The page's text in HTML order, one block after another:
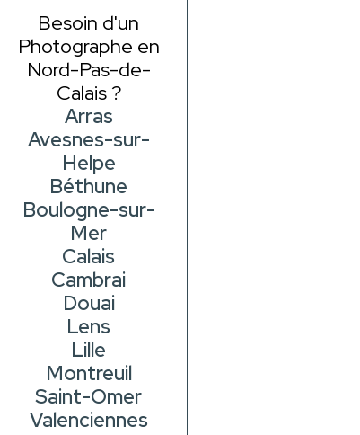
Besoin d'un
Photographe en
Nord-Pas-de-
Calais ?
Arras
Avesnes-sur-
Helpe
Béthune
Boulogne-sur-
Mer
Calais
Cambrai
Douai
Lens
Lille
Montreuil
Saint-Omer
Valenciennes